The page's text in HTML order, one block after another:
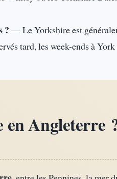
? — Le Yorkshire est
tard, les week-ends à
Angleterre